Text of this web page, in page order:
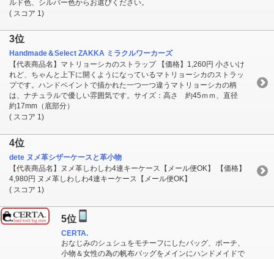
ルド色、シルバー色からお選びください。
( スコア 1)
3位
Handmade＆Select ZAKKA ミラクルワーカーズ
【代表商品名】マトリョーシカのストラップ 【価格】1,260円 小さいけ
れど、ちゃんと上下に開くようになっているマトリョーシカのストラッ
プです。ハンドペイントで描かれた一つ一つ違うマトリョーシカの柄
は、ナチュラルで優しい雰囲気です。サイズ：高さ 約45ｍｍ、直径
約17mm（底部分）
( スコア 1)
4位
dete ヌメ革シザーケースと革小物
【代表商品名】ヌメ革しわしわ4連キーケース【メール便OK】 【価格】
4,980円 ヌメ革しわしわ4連キーケース【メール便OK】
( スコア 1)
5位
CERTA.
おなじみのシュシュをモチーフにしたバッグ、ポーチ、
小物＆女性の為の帆布バッグをメインにハンドメイドで